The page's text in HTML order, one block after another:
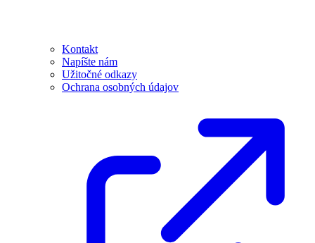
Kontakt
Napíšte nám
Užitočné odkazy
Ochrana osobných údajov